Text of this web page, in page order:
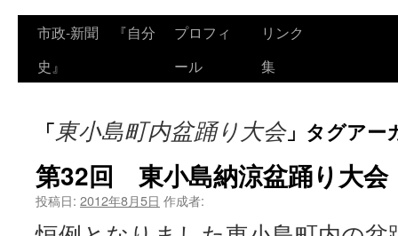
コ
ツ
へ
市政‐新聞 『自分
史』
プロフィ
ール
リンク
集
「東小島町内盆踊り大会」タグアー
第32回 東小島納涼盆踊り大会
投稿日: 2012年8月5日 作成者: